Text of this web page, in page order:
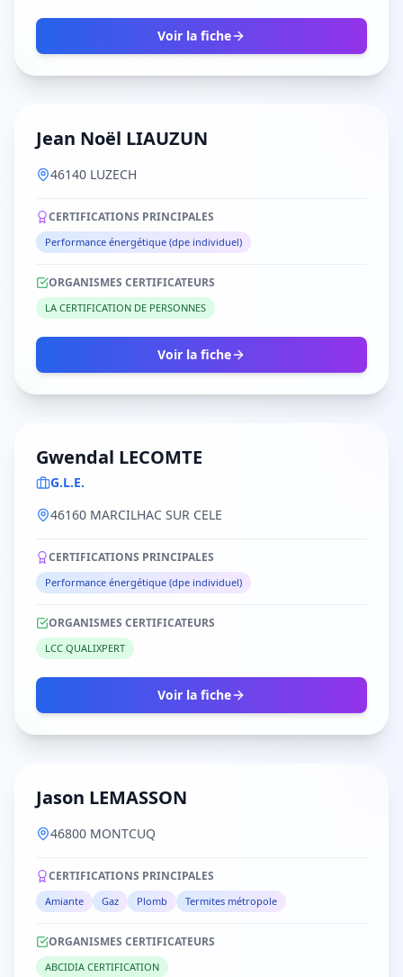
Voir la fiche
Jean Noël LIAUZUN
46140 LUZECH
CERTIFICATIONS PRINCIPALES
Performance énergétique (dpe individuel)
ORGANISMES CERTIFICATEURS
LA CERTIFICATION DE PERSONNES
Voir la fiche
Gwendal LECOMTE
G.L.E.
46160 MARCILHAC SUR CELE
CERTIFICATIONS PRINCIPALES
Performance énergétique (dpe individuel)
ORGANISMES CERTIFICATEURS
LCC QUALIXPERT
Voir la fiche
Jason LEMASSON
46800 MONTCUQ
CERTIFICATIONS PRINCIPALES
Amiante Gaz Plomb Termites métropole
ORGANISMES CERTIFICATEURS
ABCIDIA CERTIFICATION